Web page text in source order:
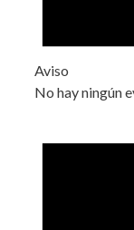
Aviso
No hay ningún